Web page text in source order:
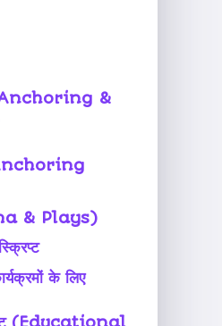
(Anchoring &
& Plays)
के लिए